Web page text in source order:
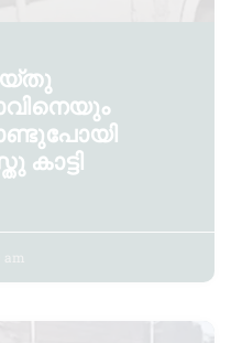
കാട്ടി
am